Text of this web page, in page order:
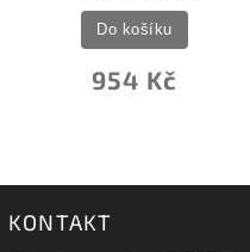
954 Kč
Do košíku
KONTAKT